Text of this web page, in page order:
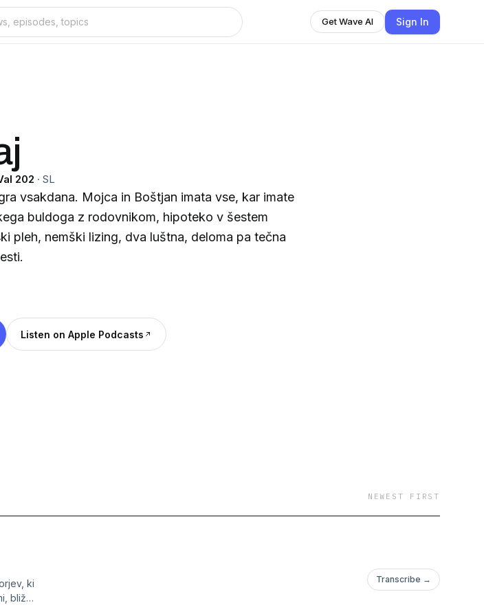
Get Wave AI Sign In
202 · SL
vsakdana. Mojca in Boštjan imata vse, kar imate
buldoga z rodovnikom, hipoteko v šestem
pleh, nemški lizing, dva luštna, deloma pa tečna
Listen on Apple Podcasts
NEWEST FIRST
ki
bliža
Transcribe →